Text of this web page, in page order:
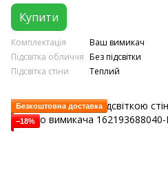
Купити
Комплектація
Ваш вимикач
Підсвітка обличчя Без підсвітки
Підсвітка стіни
Теплий
Безкоштовна доставка
−18%